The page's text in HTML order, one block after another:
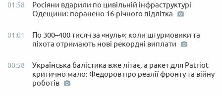
01:58
Росіяни вдарили по цивільній інфраструктурі
Одещини: поранено 16-річного підлітка
01:01
По 300–400 тисяч за «нуль»: коли штурмовики та
піхота отримають нові рекордні виплати
00:58
Українська балістика вже літає, а ракет для Patriot
критично мало: Федоров про реалії фронту та війну
роботів